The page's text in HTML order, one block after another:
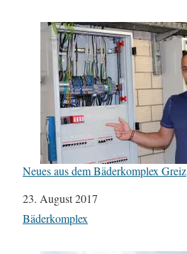
Neues aus dem Bäderkomplex Greiz
Datum
23. August 2017
In Bezug auf
Bäderkomplex